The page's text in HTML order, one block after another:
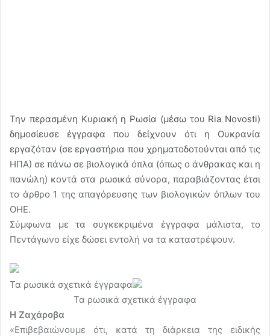
Την περασμένη Κυριακή η Ρωσία (μέσω του Ria Novosti)
δημοσίευσε έγγραφα που δείχνουν ότι η Ουκρανία
εργαζόταν (σε εργαστήρια που χρηματοδοτούνται από τις
ΗΠΑ) σε πάνω σε βιολογικά όπλα (όπως ο άνθρακας και η
πανώλη) κοντά στα ρωσικά σύνορα, παραβιάζοντας έτσι
το άρθρο 1 της απαγόρευσης των βιολογικών όπλων του
ΟΗΕ.
Σύμφωνα με τα συγκεκριμένα έγγραφα μάλιστα, το
Πεντάγωνο είχε δώσει εντολή να τα καταστρέψουν.
Τα ρωσικά σχετικά έγγραφα
Τα ρωσικά σχετικά έγγραφα
Η Ζαχάροβα
«Επιβεβαιώνουμε ότι, κατά τη διάρκεια της ειδικής